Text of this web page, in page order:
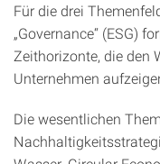
Für die drei
„Governance“ (ESG)
Zeithorizonte, die den
Unternehmen
Die wesentlichen